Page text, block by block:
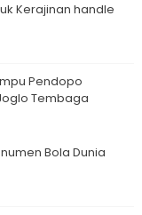
Kerajinan handle
Pendopo
Tembaga
Bola Dunia